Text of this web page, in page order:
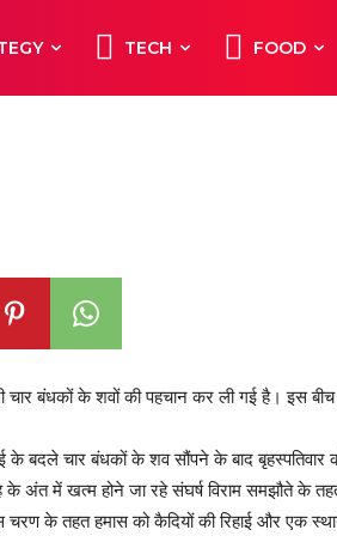
TECH FOOD
को चेतावनी
बंधकों के शवों की पहचान कर ली गई है। इस
बदले चार बंधकों के शव सौंपने के बाद बृहस्पतिवार
के अंत में खत्म होने जा रहे संघर्ष विराम समझौते के
के तहत हमास को कैदियों की रिहाई और एक